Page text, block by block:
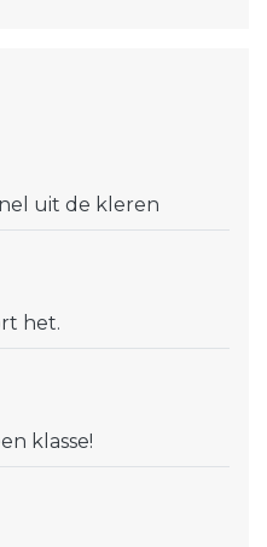
uit de kleren
het.
klasse!